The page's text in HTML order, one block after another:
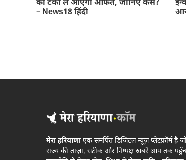
की टंकी ले आएगी आफत, जानिए कैसे?
– News18 हिंदी
मेरा हरियाणाएक समर्पित डिजिटल न्यूज़ प्लेटफ़ॉर्म है
राज्य की ताज़ा, सटीक और निष्पक्ष खबरें आप तक